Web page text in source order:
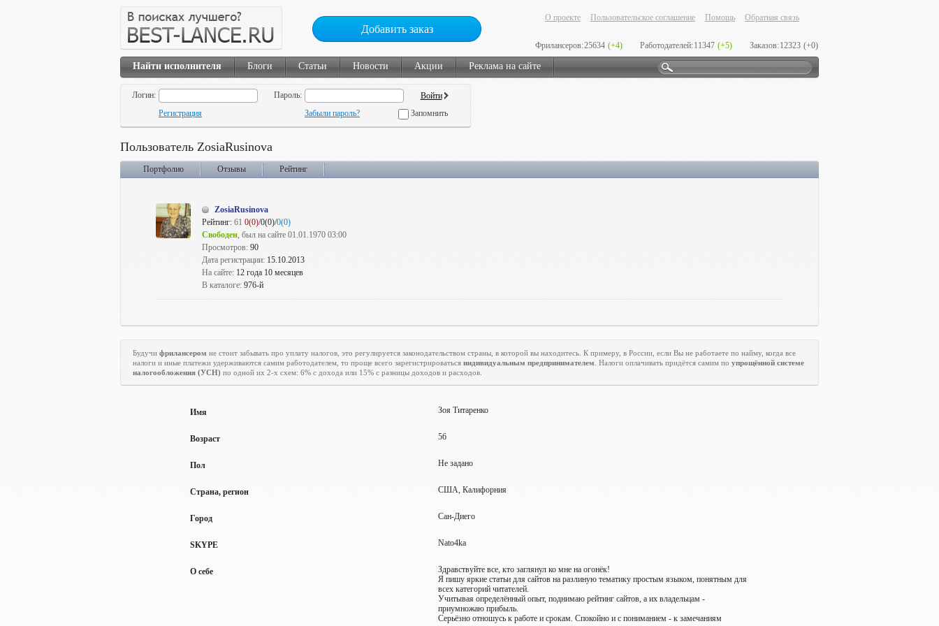
Добавить заказ
О проекте Пользовательское соглашение Помощь Обратная связь
Фрилансеров:25634 (+4) Работодателей:11347 (+5) Заказов:12323 (+0)
Найти исполнителя Блоги Статьи Новости Акции Реклама на сайте
Логин:
Пароль:
Регистрация
Забыли пароль? Запомнить
Пользователь ZosiaRusinova
Портфолио Отзывы Рейтинг
ZosiaRusinova
Рейтинг: 61 0(0)/0(0)/0(0)
Свободен, был на сайте 01.01.1970 03:00
Просмотров: 90
Дата регистрации: 15.10.2013
На сайте: 12 года 10 месяцев
В каталоге: 976-й
Будучи фрилансером не стоит забывать про уплату налогов, это регулируется законодательством страны, в которой вы находитесь. К примеру, в России, если Вы не работаете по найму, когда все
налоги и иные платежи удерживаются самим работодателем, то проще всего зарегистрироваться индивидуальным предпринимателем . Налоги оплачивать придётся самим по упрощённой системе
налогообложения (УСН) по одной их 2-х схем: 6% с дохода или 15% с разницы доходов и расходов.
Имя Зоя Титаренко
Возраст 56
Пол Не задано
Страна, регион США, Калифорния
Город Сан-Диего
SKYPE Nato4ka
О себе
Здравствуйте все, кто заглянул ко мне на огонёк!
Я пишу яркие статьи для сайтов на разлиную тематику простым языком, понятным для
всех категорий читателей.
Учитывая определённый опыт, поднимаю рейтинг сайтов, а их владельцам -
приумножаю прибыль.
Серьёзно отношусь к работе и срокам. Спокойно и с пониманием - к замечаниям